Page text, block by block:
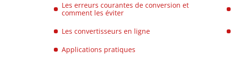
Les erreurs courantes de conversion et
comment les éviter
Les convertisseurs en ligne
Applications pratiques